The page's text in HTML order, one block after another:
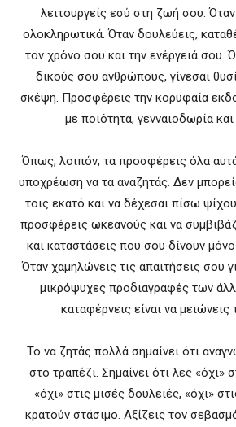
λειτουργείς εσύ στη ζωή σου.
ολοκληρωτικά. Όταν δουλεύεις,
τον χρόνο σου και την ενέργειά σου.
δικούς σου ανθρώπους, γίνεσαι
σκέψη. Προσφέρεις την κορυφαία
με ποιότητα, γενναιοδωρία και
Όπως, λοιπόν, τα προσφέρεις όλα
υποχρέωση να τα αναζητάς. Δεν
τοις εκατό και να δέχεσαι πίσω
προσφέρεις ωκεανούς και να
και καταστάσεις που σου δίνουν
Όταν χαμηλώνεις τις απαιτήσεις σου
μικρόψυχες προδιαγραφές των
καταφέρνεις είναι να μειώνεις
Το να ζητάς πολλά σημαίνει ότι
στο τραπέζι. Σημαίνει ότι λες «όχι»
«όχι» στις μισές δουλειές, «όχι»
κρατούν στάσιμο. Αξίζεις τον